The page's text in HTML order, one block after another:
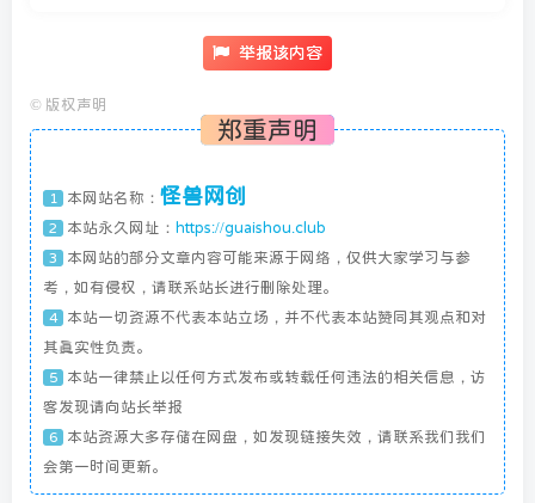
举报该内容
© 版权声明
郑重声明
1 本网站名称： 怪兽网创
2 本站永久网址： https://guaishou.club
3
本网站的部分文章内容可能来源于网络，仅供大家学习与参
考，如有侵权，请联系站长进行删除处理。
4
本站一切资源不代表本站立场，并不代表本站赞同其观点和对
其真实性负责。
5
本站一律禁止以任何方式发布或转载任何违法的相关信息，访
客发现请向站长举报
6
本站资源大多存储在网盘，如发现链接失效，请联系我们我们
会第一时间更新。